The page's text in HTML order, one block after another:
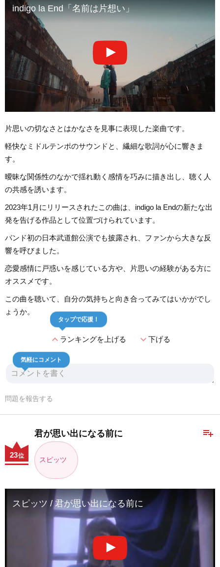
indigo la End「名前は片想い」
片思いの切なさとはかなさを見事に表現した楽曲です。
軽快なミドルテンポのサウンドと、繊細な歌詞が心に響きま
す。
曖昧な関係性のなかで揺れ動く感情を巧みに描き出し、聴く人
の共感を誘います。
2023年1月にリリースされたこの曲は、indigo la Endの新たな出
発を告げる作品として位置づけられています。
バンド初の日本武道館公演でも披露され、ファンから大きな反
響を呼びました。
恋愛感情に戸惑いを感じている方や、片思いの経験がある方に
オススメです。
この曲を聴いて、自分の気持ちと向き合ってみてはいかがでし
ょうか。
expand_lessランキングを上げる
タップで応援！
expand_more下げる
気軽にコメント
問題を報告する
playlist_add
君が思い出になる前に
スピッツ
23位
スピッツ / 君が思い出になる前に